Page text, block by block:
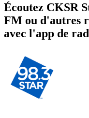
Écoutez CKSR
FM ou d'autres
avec l'app de